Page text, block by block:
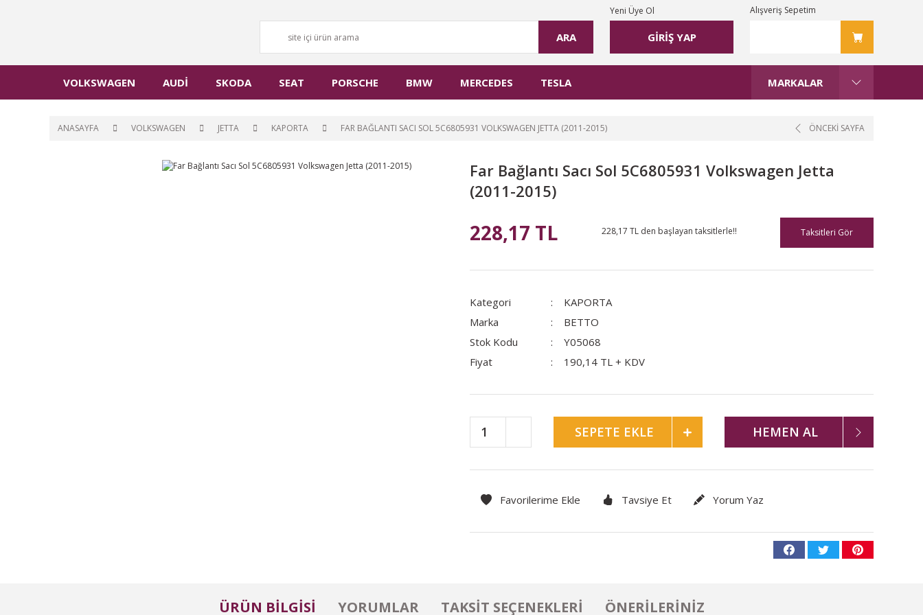
ARA GİRİŞ YAP
Yeni Üye Ol Alışveriş Sepetim
VOLKSWAGEN AUDİ SKODA SEAT PORSCHE BMW MERCEDES TESLA MARKALAR
ANASAYFA VOLKSWAGEN JETTA KAPORTA FAR BAĞLANTI SACI SOL 5C6805931 VOLKSWAGEN JETTA (2011-2015) ÖNCEKİ SAYFA
Far Bağlantı Sacı Sol 5C6805931 Volkswagen Jetta
(2011-2015)
228,17 TL 228,17 TL den başlayan taksitlerle!! Taksitleri Gör
Kategori
KAPORTA
Marka
BETTO
Stok Kodu
Y05068
Fiyat
190,14 TL + KDV
SEPETE EKLE HEMEN AL
Tavsiye Et Yorum Yaz
ÜRÜN BILGISI YORUMLAR TAKSIT SEÇENEKLERI ÖNERILERINIZ